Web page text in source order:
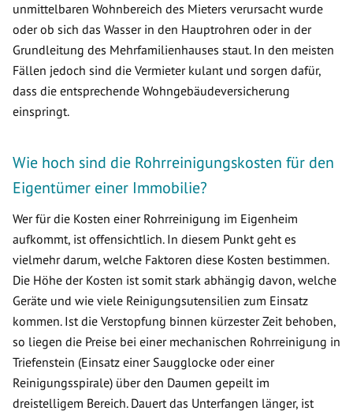
unmittelbaren Wohnbereich des Mieters verursacht wurde
oder ob sich das Wasser in den Hauptrohren oder in der
Grundleitung des Mehrfamilienhauses staut. In den meisten
Fällen jedoch sind die Vermieter kulant und sorgen dafür,
dass die entsprechende Wohngebäudeversicherung
einspringt.
Wie hoch sind die Rohrreinigungskosten für den
Eigentümer einer Immobilie?
Wer für die Kosten einer Rohrreinigung im Eigenheim
aufkommt, ist offensichtlich. In diesem Punkt geht es
vielmehr darum, welche Faktoren diese Kosten bestimmen.
Die Höhe der Kosten ist somit stark abhängig davon, welche
Geräte und wie viele Reinigungsutensilien zum Einsatz
kommen. Ist die Verstopfung binnen kürzester Zeit behoben,
so liegen die Preise bei einer mechanischen Rohrreinigung in
Triefenstein (Einsatz einer Saugglocke oder einer
Reinigungsspirale) über den Daumen gepeilt im
dreistelligem Bereich. Dauert das Unterfangen länger, ist